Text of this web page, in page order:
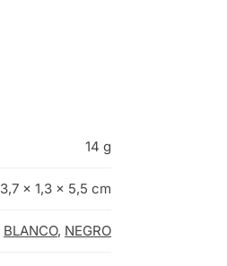
14 g
3,7 × 1,3 × 5,5 cm
BLANCO, NEGRO